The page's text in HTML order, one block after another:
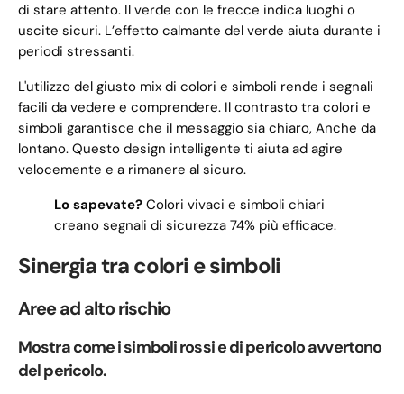
di stare attento. Il verde con le frecce indica luoghi o
uscite sicuri. L’effetto calmante del verde aiuta durante i
periodi stressanti.
L'utilizzo del giusto mix di colori e simboli rende i segnali
facili da vedere e comprendere. Il contrasto tra colori e
simboli garantisce che il messaggio sia chiaro, Anche da
lontano. Questo design intelligente ti aiuta ad agire
velocemente e a rimanere al sicuro.
Lo sapevate? Colori vivaci e simboli chiari
creano segnali di sicurezza 74% più efficace.
Sinergia tra colori e simboli
Aree ad alto rischio
Mostra come i simboli rossi e di pericolo avvertono
del pericolo.